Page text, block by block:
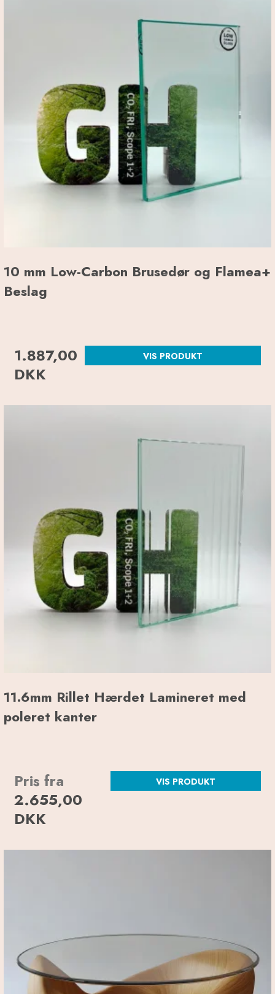
10 mm Low-Carbon Brusedør og Flamea+
Beslag
1.887,00
DKK
VIS PRODUKT
11.6mm Rillet Hærdet Lamineret med
poleret kanter
Pris fra
2.655,00
DKK
VIS PRODUKT